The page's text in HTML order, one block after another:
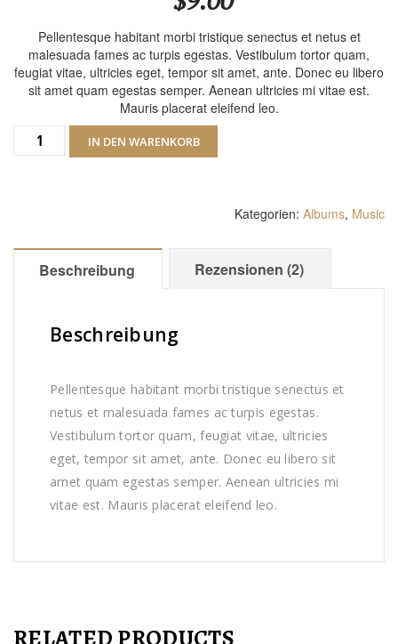
Pellentesque habitant morbi tristique senectus et netus et
malesuada fames ac turpis egestas. Vestibulum tortor quam,
feugiat vitae, ultricies eget, tempor sit amet, ante. Donec eu libero
sit amet quam egestas semper. Aenean ultricies mi vitae est.
Mauris placerat eleifend leo.
Woo
Album
IN DEN WARENKORB
Kategorien: Albums, Music
Beschreibung Rezensionen (2)
Beschreibung
Pellentesque habitant morbi tristique senectus et
netus et malesuada fames ac turpis egestas.
Vestibulum tortor quam, feugiat vitae, ultricies
eget, tempor sit amet, ante. Donec eu libero sit
amet quam egestas semper. Aenean ultricies mi
vitae est. Mauris placerat eleifend leo.